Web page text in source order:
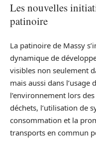
Les nouvelles
patinoire
La patinoire de Massy
dynamique de
visibles non seulement
mais aussi dans
l’environnement lors
déchets, l’utilisation de
consommation et la
transports en commun